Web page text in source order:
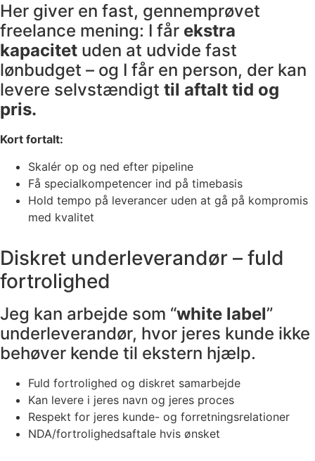
Her giver en fast, gennemprøvet
freelance mening: I får ekstra
kapacitet uden at udvide fast
lønbudget – og I får en person, der kan
levere selvstændigt til aftalt tid og
pris.
Kort fortalt:
Skalér op og ned efter pipeline
Få specialkompetencer ind på timebasis
Hold tempo på leverancer uden at gå på kompromis
med kvalitet
Diskret underleverandør – fuld
fortrolighed
Jeg kan arbejde som “white label”
underleverandør, hvor jeres kunde ikke
behøver kende til ekstern hjælp.
Fuld fortrolighed og diskret samarbejde
Kan levere i jeres navn og jeres proces
Respekt for jeres kunde- og forretningsrelationer
NDA/fortrolighedsaftale hvis ønsket